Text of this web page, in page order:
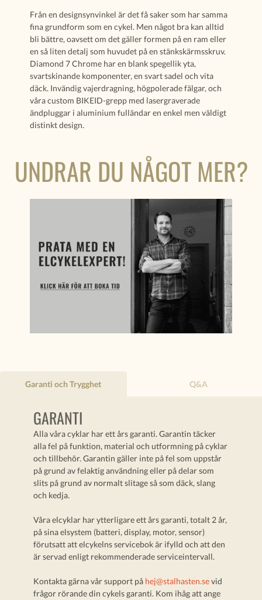
Från en designsynvinkel är det få saker som har samma
fina grundform som en cykel. Men något bra kan alltid
bli bättre, oavsett om det gäller formen på en ram eller
en så liten detalj som huvudet på en stänkskärmsskruv.
Diamond 7 Chrome har en blank spegellik yta,
svartskinande komponenter, en svart sadel och vita
däck. Invändig vajerdragning, högpolerade fälgar, och
våra custom BIKEID-grepp med lasergraverade
ändpluggar i aluminium fulländar en enkel men väldigt
distinkt design.
UNDRAR DU NÅGOT MER?
Garanti och Trygghet Q&A
GARANTI
Alla våra cyklar har ett års garanti. Garantin täcker
alla fel på funktion, material och utformning på cyklar
och tillbehör. Garantin gäller inte på fel som uppstår
på grund av felaktig användning eller på delar som
slits på grund av normalt slitage så som däck, slang
och kedja.
Våra elcyklar har ytterligare ett års garanti, totalt 2 år,
på sina elsystem (batteri, display, motor, sensor)
förutsatt att elcykelns servicebok är ifylld och att den
är servad enligt rekommenderade serviceintervall.
Kontakta gärna vår support på hej@stalhasten.sevid
frågor rörande din cykels garanti. Kom ihåg att ange